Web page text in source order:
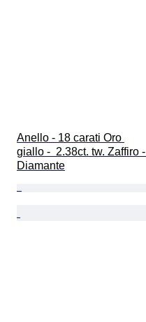
Anello - 18 carati Oro
giallo -  2.38ct. tw. Zaffiro -
Diamante